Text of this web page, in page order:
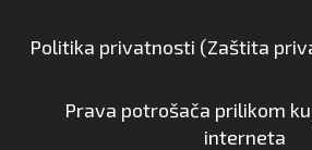
Politika privatnosti (Zaštita
Prava potrošača prilikom
interneta